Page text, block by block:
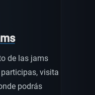
de las jams
visita
podrás